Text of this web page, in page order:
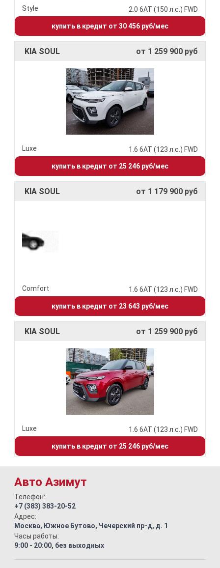
Style 2.0 6АТ (150 л.с.) FWD
купить в кредит от 30 456 руб/мес
KIA SOUL от 1 259 900 руб
Luxe 1.6 6АТ (123 л.с.) FWD
купить в кредит от 25 246 руб/мес
KIA SOUL от 1 179 900 руб
Comfort 1.6 6АТ (123 л.с.) FWD
купить в кредит от 23 643 руб/мес
KIA SOUL от 1 259 900 руб
Luxe 1.6 6АТ (123 л.с.) FWD
купить в кредит от 25 246 руб/мес
Авто Азимут
Телефон:
+7 (383) 383-20-52
Адрес:
Москва, Южное Бутово, Чечерский пр-д, д. 1
Часы работы:
9:00 - 20:00, без выходных